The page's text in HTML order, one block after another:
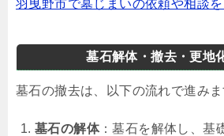
羽曳野市で墓じまいの依頼や相談
墓石解体・撤去・更地
墓石の撤去は、以下の流れで進みま
墓石の解体：墓石を解体し、基